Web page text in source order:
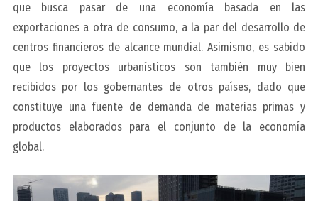
que busca pasar de una economía basada en las
exportaciones a otra de consumo, a la par del desarrollo de
centros financieros de alcance mundial. Asimismo, es sabido
que los proyectos urbanísticos son también muy bien
recibidos por los gobernantes de otros países, dado que
constituye una fuente de demanda de materias primas y
productos elaborados para el conjunto de la economía
global.